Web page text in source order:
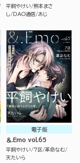
平飼やけい 熊本まさ
し
DAO通信 あじ
電子版
＆.Emo vol.65
平飼やけい 7区 革命なむ
天たいら